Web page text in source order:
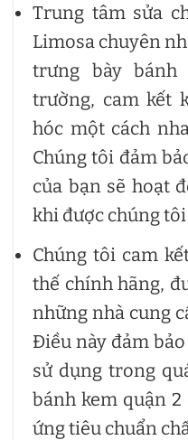
Trung tâm sửa
Limosa chuyên
trưng bày
trường, cam kết
hóc một cách
Chúng tôi đảm
của bạn sẽ hoạt
khi được chúng tôi
Chúng tôi cam
thế chính hãng,
những nhà cung
Điều này đảm
sử dụng trong
bánh kem quận
ứng tiêu chuẩn